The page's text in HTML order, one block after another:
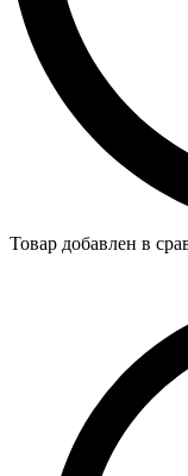
Товар добавлен в